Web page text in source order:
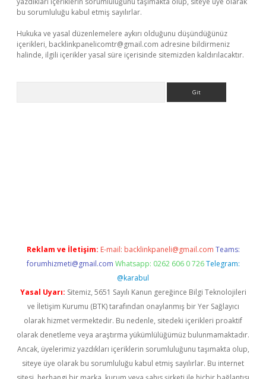
bu sorumluluğu kabul etmiş sayılırlar.
Hukuka ve yasal düzenlemelere aykırı olduğunu düşündüğünüz
içerikleri, backlinkpanelicomtr@gmail.com adresine bildirmeniz
halinde, ilgili içerikler yasal süre içerisinde sitemizden kaldırılacaktır.
Reklam ve İletişim: E-mail: backlinkpaneli@gmail.com Teams:
forumhizmeti@gmail.com Whatsapp: 0262 606 0 726 Telegram:
@karabul
Yasal Uyarı: Sitemiz, 5651 Sayılı Kanun gereğince Bilgi Teknolojileri
ve İletişim Kurumu (BTK) tarafından onaylanmış bir Yer Sağlayıcı
olarak hizmet vermektedir. Bu nedenle, sitedeki içerikleri proaktif
olarak denetleme veya araştırma yükümlülüğümüz bulunmamaktadır.
Ancak, üyelerimiz yazdıkları içeriklerin sorumluluğunu taşımakta olup,
siteye üye olarak bu sorumluluğu kabul etmiş sayılırlar. Bu internet